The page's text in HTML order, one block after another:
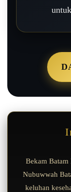
Bekam Batam
Nubuwwah
keluhan